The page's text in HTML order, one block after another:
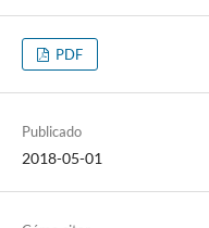
PDF
Publicado
2018-05-01